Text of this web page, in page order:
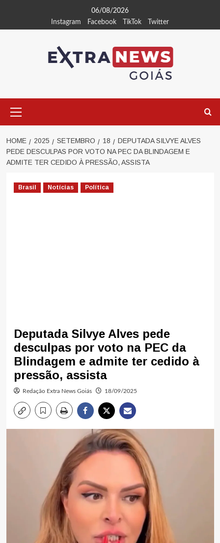
06/08/2026
Instagram
Facebook TikTok Twitter
Menu
HOME 2025 SETEMBRO 18
DEPUTADA SILVYE ALVES
PEDE DESCULPAS POR VOTO NA PEC DA BLINDAGEM E
ADMITE TER CEDIDO À PRESSÃO, ASSISTA
Brasil Notícias Política
Deputada Silvye Alves pede
desculpas por voto na PEC da
Blindagem e admite ter cedido à
pressão, assista
Redação Extra News Goiás 18/09/2025